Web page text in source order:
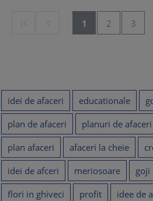
1 2 3
idei de afaceri educationale
plan de afaceri
planuri de afaceri
plan afaceri
afaceri la cheie
idei de afceri
meriosoare goji
flori in ghiveci
profit idee de